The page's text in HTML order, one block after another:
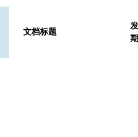
文档标题
期